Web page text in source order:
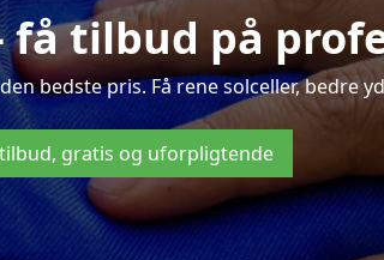
få tilbud på
bedste pris. Få rene solceller, bedre
tilbud, gratis og uforpligtende